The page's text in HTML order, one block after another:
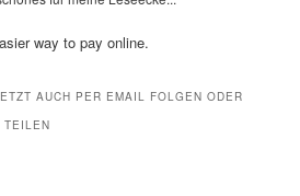
AUCH PER EMAIL FOLGEN ODER
TEILEN